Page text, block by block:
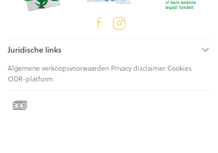
Juridische links
Algemene verkoopsvoorwaarden Privacy disclaimer Cookies
ODR-platform